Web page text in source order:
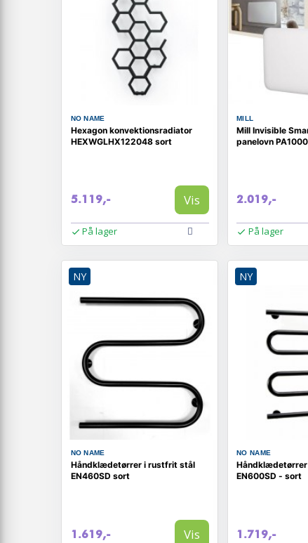
NO NAME
Hexagon konvektionsradiator
HEXWGLHX122048 sort
5.119,- Vis
På lager
MILL
Mill Invisible
panelovn
2.019,-
På lager
NY
NO NAME
Håndklædetørrer i rustfrit stål
EN460SD sort
1.619,- Vis
NY
NO NAME
EN600SD - sort
1.719,-